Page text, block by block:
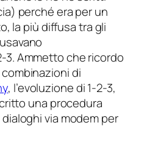
perché era per un
la più diffusa tra gli
3. Ammetto che ricordo
di
, l’evoluzione di 1-2-3,
una procedura
via modem per